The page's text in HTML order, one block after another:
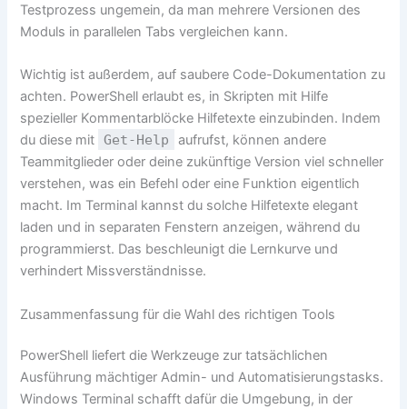
Testprozess ungemein, da man mehrere Versionen des
Moduls in parallelen Tabs vergleichen kann.
Wichtig ist außerdem, auf saubere Code-Dokumentation zu
achten. PowerShell erlaubt es, in Skripten mit Hilfe
spezieller Kommentarblöcke Hilfetexte einzubinden. Indem
du diese mit
Get-Help
aufrufst, können andere
Teammitglieder oder deine zukünftige Version viel schneller
verstehen, was ein Befehl oder eine Funktion eigentlich
macht. Im Terminal kannst du solche Hilfetexte elegant
laden und in separaten Fenstern anzeigen, während du
programmierst. Das beschleunigt die Lernkurve und
verhindert Missverständnisse.
Zusammenfassung für die Wahl des richtigen Tools
PowerShell liefert die Werkzeuge zur tatsächlichen
Ausführung mächtiger Admin- und Automatisierungstasks.
Windows Terminal schafft dafür die Umgebung, in der